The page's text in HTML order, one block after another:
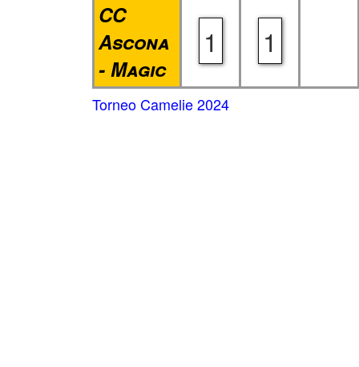
CC
Ascona
- Magic
1 1
Torneo Camelie 2024